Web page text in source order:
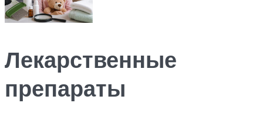
Лекарственные
препараты